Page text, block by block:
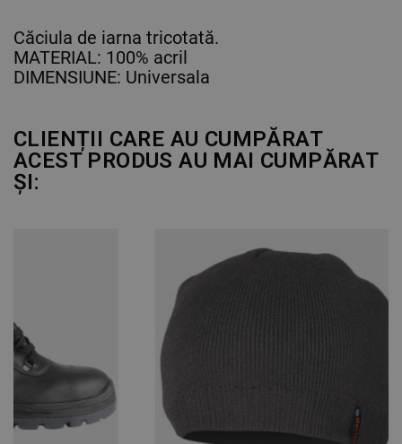
Căciula de iarna tricotată.
MATERIAL: 100% acril
DIMENSIUNE: Universala
CLIENȚII CARE AU CUMPĂRAT
ACEST PRODUS AU MAI CUMPĂRAT
ȘI: